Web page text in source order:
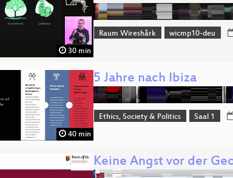
30 min
Raum Wireshårk wicmp10-deu
40 min
5 Jahre nach Ibiza
Ethics, Society & Politics Saal 1
Keine Angst vor der